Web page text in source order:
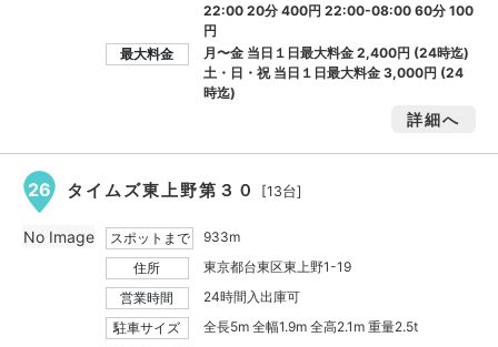
22:00 20分 400円 22:00-08:00 60分 100
円
最大料金
月〜金 当日１日最大料金2,400円 (24時迄)
土・日・祝 当日１日最大料金3,000円 (24
時迄)
詳細へ
26 タイムズ東上野第３０ [13台]
スポットまで
933m
住所
東京都台東区東上野1-19
営業時間
24時間入出庫可
駐車サイズ
全長5m 全幅1.9m 全高2.1m 重量2.5t
No Image